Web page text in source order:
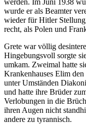
wurde er als Beamter
wieder für Hitler
recht, als Polen und
Grete war völlig
Hingebungsvoll sorgte
umkam. Zweimal hatte
Krankenhauses Elim
unter Umständen
und hatte ihre Brüder
Verlobungen in die
ihren Augen nicht
andere zu tyrannisch.